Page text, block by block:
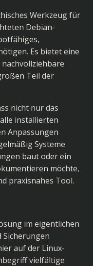
Werkzeug für
Debian-
Es bietet eine
Teil der
nicht nur das
installierten
Anpassungen
Systeme
baut oder ein
möchte,
praxisnahes Tool.
im eigentlichen
Sicherungen
auf der Linux-
vielfältige